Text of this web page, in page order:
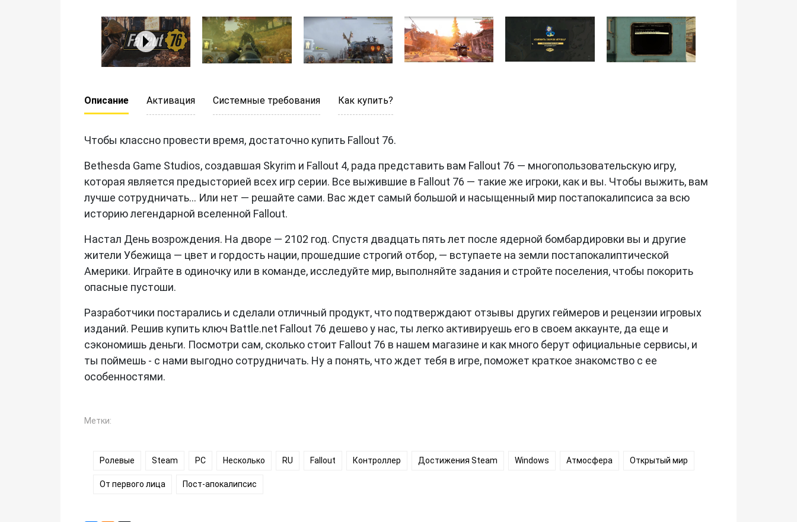
Описание Активация Системные требования Как купить?
Чтобы классно провести время, достаточно купить Fallout 76.
Bethesda Game Studios, создавшая Skyrim и Fallout 4, рада представить вам Fallout 76 — многопользовательскую игру,
которая является предысторией всех игр серии. Все выжившие в Fallout 76 — такие же игроки, как и вы. Чтобы выжить, вам
лучше сотрудничать... Или нет — решайте сами. Вас ждет самый большой и насыщенный мир постапокалипсиса за всю
историю легендарной вселенной Fallout.
Настал День возрождения. На дворе — 2102 год. Спустя двадцать пять лет после ядерной бомбардировки вы и другие
жители Убежища — цвет и гордость нации, прошедшие строгий отбор, — вступаете на земли постапокалиптической
Америки. Играйте в одиночку или в команде, исследуйте мир, выполняйте задания и стройте поселения, чтобы покорить
опасные пустоши.
Разработчики постарались и сделали отличный продукт, что подтверждают отзывы других геймеров и рецензии игровых
изданий. Решив купить ключ Battle.net Fallout 76 дешево у нас, ты легко активируешь его в своем аккаунте, да еще и
сэкономишь деньги. Посмотри сам, сколько стоит Fallout 76 в нашем магазине и как много берут официальные сервисы, и
ты поймешь - с нами выгодно сотрудничать. Ну а понять, что ждет тебя в игре, поможет краткое знакомство с ее
особенностями.
Метки:
Ролевые Steam PC Несколько RU Fallout Контроллер Достижения Steam Windows Атмосфера Открытый мир
От первого лица Пост-апокалипсис